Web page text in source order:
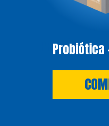
PROBIÓTICA -
Probiótica